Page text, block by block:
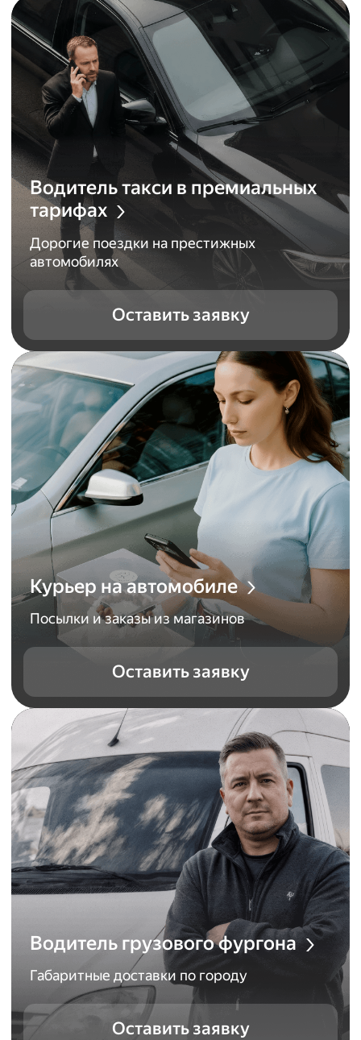
Водитель такси в премиальных
тарифах
Дорогие поездки на престижных
автомобилях
Оставить заявку
Курьер на автомобиле
Посылки и заказы из магазинов
Оставить заявку
Водитель грузового фургона
Габаритные доставки по городу
Оставить заявку